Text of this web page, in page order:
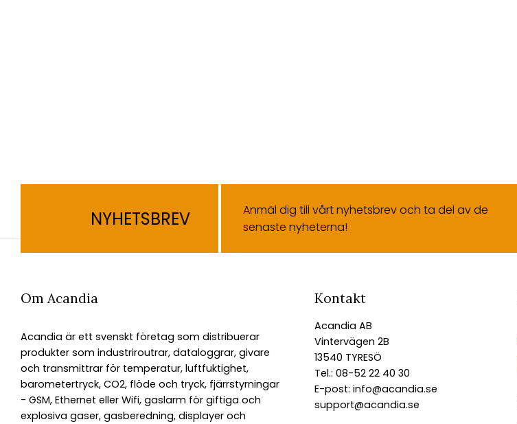
NYHETSBREV
Anmäl dig till vårt nyhetsbrev och ta del av de
senaste nyheterna!
Om Acandia
Acandia är ett svenskt företag som distribuerar
produkter som industriroutrar, dataloggrar, givare
och transmittrar för temperatur, luftfuktighet,
barometertryck, CO2, flöde och tryck, fjärrstyrningar
- GSM, Ethernet eller Wifi, gaslarm för giftiga och
explosiva gaser, gasberedning, displayer och
Kontakt
Acandia AB
Vintervägen 2B
13540 TYRESÖ
Tel.: 08-52 22 40 30
E-post: info@acandia.se
support@acandia.se